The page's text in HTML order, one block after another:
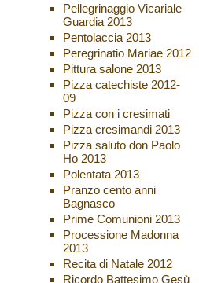
Pellegrinaggio Vicariale
Guardia 2013
Pentolaccia 2013
Peregrinatio Mariae 2012
Pittura salone 2013
Pizza catechiste 2012-
09
Pizza con i cresimati
Pizza cresimandi 2013
Pizza saluto don Paolo
Ho 2013
Polentata 2013
Pranzo cento anni
Bagnasco
Prime Comunioni 2013
Processione Madonna
2013
Recita di Natale 2012
Ricordo Battesimo Gesù